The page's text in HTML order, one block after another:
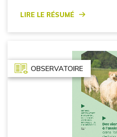
Lire le résumé
OBSERVATOIRE